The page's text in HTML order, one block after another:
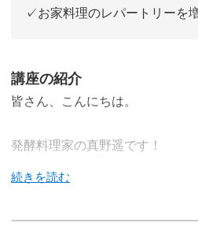
✓お家料理のレパートリーを
講座の紹介
皆さん、こんにちは。
発酵料理家の真野遥です！